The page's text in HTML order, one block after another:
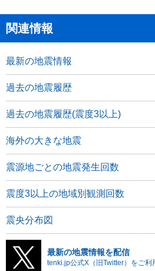
関連情報
最新の地震情報
過去の地震履歴
過去の地震履歴(震度3以上)
海外の大きな地震
震源地ごとの地震発生回数
震度3以上の地域別観測回数
震央分布図
最新の地震情報を配信
tenki.jp公式X（旧Twitter）をご利